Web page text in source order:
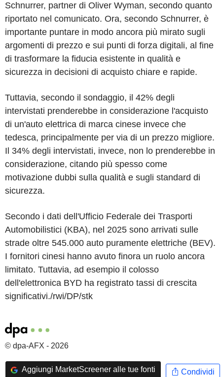
Schnurrer, partner di Oliver Wyman, secondo quanto
riportato nel comunicato. Ora, secondo Schnurrer, è
importante puntare in modo ancora più mirato sugli
argomenti di prezzo e sui punti di forza digitali, al fine
di trasformare la fiducia esistente in qualità e
sicurezza in decisioni di acquisto chiare e rapide.
Tuttavia, secondo il sondaggio, il 42% degli
intervistati prenderebbe in considerazione l'acquisto
di un'auto elettrica di marca cinese invece che
tedesca, principalmente per via di un prezzo migliore.
Il 34% degli intervistati, invece, non lo prenderebbe in
considerazione, citando più spesso come
motivazione dubbi sulla qualità e sugli standard di
sicurezza.
Secondo i dati dell'Ufficio Federale dei Trasporti
Automobilistici (KBA), nel 2025 sono arrivati sulle
strade oltre 545.000 auto puramente elettriche (BEV).
I fornitori cinesi hanno avuto finora un ruolo ancora
limitato. Tuttavia, ad esempio il colosso
dell'elettronica BYD ha registrato tassi di crescita
significativi./rwi/DP/stk
© dpa-AFX - 2026
Aggiungi MarketScreener alle tue fonti Condividi